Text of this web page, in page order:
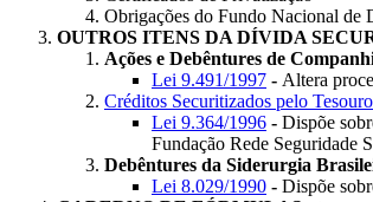
Obrigações do Fundo Nacional
OUTROS ITENS DA DÍVIDA
Ações e Debêntures de
Lei 9.491/1997 - Altera
Créditos Securitizados pelo
Lei 9.364/1996 - Dispõe
Fundação Rede Seguridade
Debêntures da Siderurgia
Lei 8.029/1990 - Dispõe